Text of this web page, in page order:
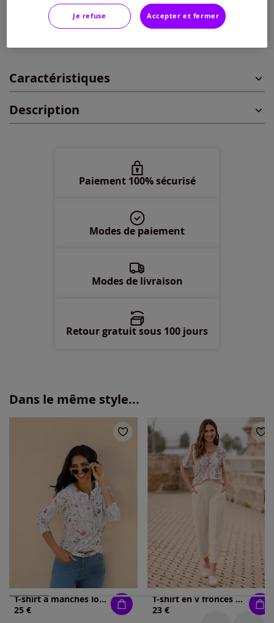
En stock
48 -En stock
50 -En stock
Ajouter au panier
Caractéristiques
Description
Paiement 100% sécurisé
Modes de paiement
Modes de livraison
Retour gratuit sous 100 jours
Dans le même style...
T-shirt à manches longues pur coton
25 €
T-shirt en v fronces tendance
23 €
Je refuse Accepter et fermer